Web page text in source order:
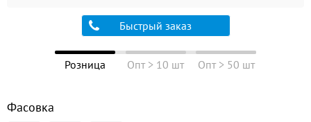
Быстрый заказ
Розница Опт > 10 шт Опт > 50 шт
Фасовка